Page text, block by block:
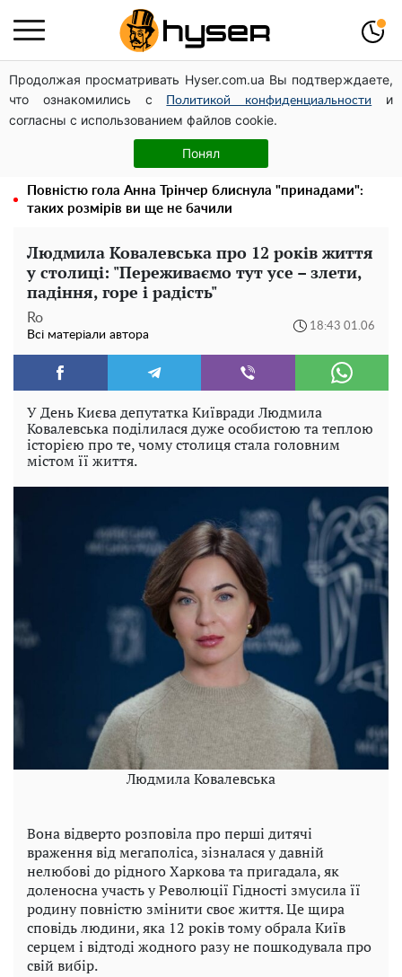
Продолжая просматривать Hyser.com.ua Вы подтверждаете,
что ознакомились с
Политикой конфиденциальности
и
согласны с использованием файлов cookie.
Понял
Дрони із націнкою: Олександр Конотопський вивів
мільйони оборонного бюджету через фіктивну фірму в
Естонії
Гола Олена Тополя у цікавих позах змусила відвисати
щелепи: злив відео – було лише початком
Повністю гола Анна Трінчер блиснула "принадами":
таких розмірів ви ще не бачили
Людмила Ковалевська про 12 років життя
у столиці: "Переживаємо тут усе – злети,
падіння, горе і радість"
Ro
Всі матеріали автора
18:43 01.06
У День Києва депутатка Київради Людмила
Ковалевська поділилася дуже особистою та теплою
історією про те, чому столиця стала головним
містом її життя.
Людмила Ковалевська
Вона відверто розповіла про перші дитячі
враження від мегаполіса, зізналася у давній
нелюбові до рідного Харкова та пригадала, як
доленосна участь у Революції Гідності змусила її
родину повністю змінити своє життя. Це щира
сповідь людини, яка 12 років тому обрала Київ
серцем і відтоді жодного разу не пошкодувала про
свій вибір.